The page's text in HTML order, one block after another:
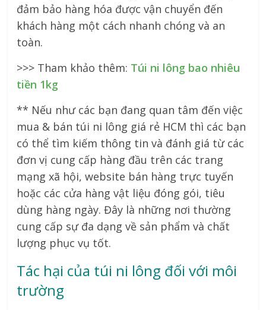
đảm bảo hàng hóa được vận chuyển đến
khách hàng một cách nhanh chóng và an
toàn.
>>> Tham khảo thêm: Túi ni lông bao nhiêu
tiền 1kg
** Nếu như các bạn đang quan tâm đến việc
mua & bán túi ni lông giá rẻ HCM thì các bạn
có thể tìm kiếm thông tin và đánh giá từ các
đơn vị cung cấp hàng đầu trên các trang
mạng xã hội, website bán hàng trực tuyến
hoặc các cửa hàng vật liệu đóng gói, tiêu
dùng hàng ngày. Đây là những nơi thường
cung cấp sự đa dạng về sản phẩm và chất
lượng phục vụ tốt.
Tác hại của túi ni lông đối với môi
trường